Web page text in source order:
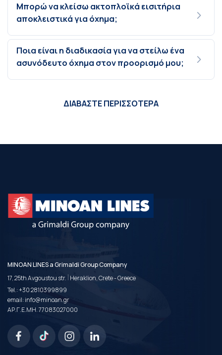
Μπορώ να κλείσω ακτοπλοϊκά εισιτήρια
αποκλειστικά για όχημα;
Ποια είναι η διαδικασία για να στείλω ένα
ασυνόδευτο όχημα στον προορισμό μου;
ΔΙΑΒΑΣΤΕ ΠΕΡΙΣΣΟΤΕΡΑ
MINOAN LINES a Grimaldi Group Company
17, 25th Avgoustou str. | Heraklion, Crete - Greece
Tel.:+30 2810399899
email:info@minoan.gr
ΑΡ.Γ.Ε.ΜΗ. 77083027000